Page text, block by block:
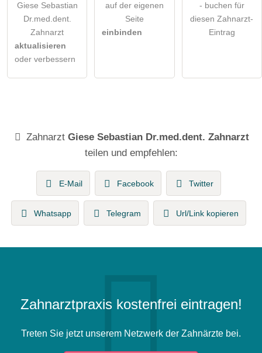
Giese Sebastian
Dr.med.dent.
Zahnarzt
aktualisieren
oder verbessern
auf der eigenen
Seite
einbinden
- buchen für
diesen Zahnarzt-
Eintrag
ZahnarztGiese Sebastian Dr.med.dent. Zahnarzt
teilen und empfehlen:
E-Mail Facebook Twitter
Whatsapp Telegram Url/Link kopieren
Zahnarztpraxis kostenfrei eintragen!
Treten Sie jetzt unserem Netzwerk der Zahnärzte bei.